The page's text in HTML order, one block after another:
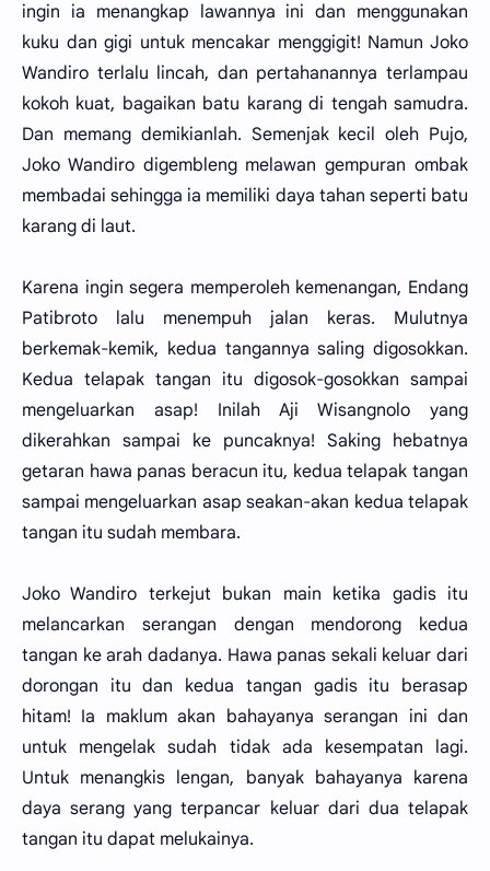
ingin ia menangkap lawannya ini dan menggunakan
kuku dan gigi untuk mencakar menggigit! Namun Joko
Wandiro terlalu lincah, dan pertahanannya terlampau
kokoh kuat, bagaikan batu karang di tengah samudra.
Dan memang demikianlah. Semenjak kecil oleh Pujo,
Joko Wandiro digembleng melawan gempuran ombak
membadai sehingga ia memiliki daya tahan seperti batu
karang di laut.
Karena ingin segera memperoleh kemenangan, Endang
Patibroto lalu menempuh jalan keras. Mulutnya
berkemak-kemik, kedua tangannya saling digosokkan.
Kedua telapak tangan itu digosok-gosokkan sampai
mengeluarkan asap! Inilah Aji Wisangnolo yang
dikerahkan sampai ke puncaknya! Saking hebatnya
getaran hawa panas beracun itu, kedua telapak tangan
sampai mengeluarkan asap seakan-akan kedua telapak
tangan itu sudah membara.
Joko Wandiro terkejut bukan main ketika gadis itu
melancarkan serangan dengan mendorong kedua
tangan ke arah dadanya. Hawa panas sekali keluar dari
dorongan itu dan kedua tangan gadis itu berasap
hitam! Ia maklum akan bahayanya serangan ini dan
untuk mengelak sudah tidak ada kesempatan lagi.
Untuk menangkis lengan, banyak bahayanya karena
daya serang yang terpancar keluar dari dua telapak
tangan itu dapat melukainya.